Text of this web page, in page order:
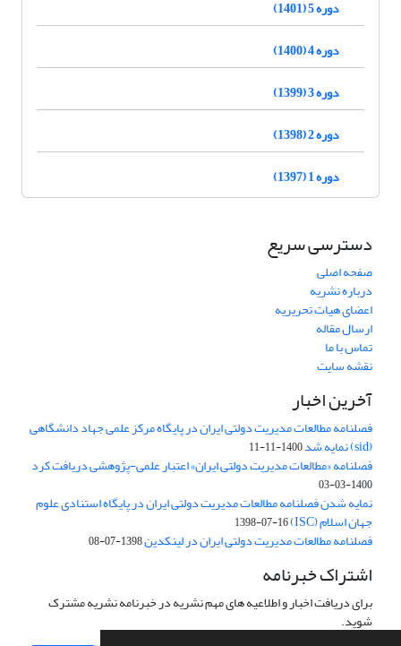
دوره 5 (1401)
دوره 4 (1400)
دوره 3 (1399)
دوره 2 (1398)
دوره 1 (1397)
دسترسی سریع
صفحه اصلی
درباره نشریه
اعضای هیات تحریریه
ارسال مقاله
تماس با ما
نقشه سایت
آخرین اخبار
فصلنامه مطالعات مدیریت دولتی ایران در پایگاه مرکز علمی جهاد دانشگاهی
(sid) نمایه شد 1400-11-11
فصلنامه «مطالعات مدیریت دولتی ایران» اعتبار علمی-پژوهشی دریافت کرد
1400-03-03
نمایه شدن فصلنامه مطالعات مدیریت دولتی ایران در پایگاه استنادی علوم
جهان اسلام (ISC) 1398-07-16
فصلنامه مطالعات مدیریت دولتی ایران در لینکدین1398-07-08
اشتراک خبرنامه
برای دریافت اخبار و اطلاعیه های مهم نشریه در خبرنامه نشریه مشترک
شوید.